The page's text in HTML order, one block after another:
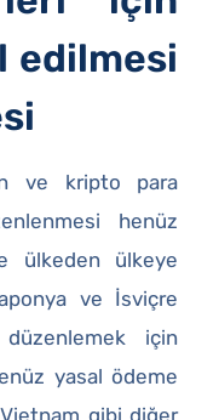
edilmesi
ve kripto para
henüz
ülkeden ülkeye
ve İsviçre
için
yasal ödeme